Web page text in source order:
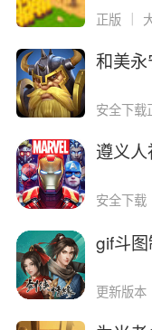
正版 ｜
和美
安全下载
遵义
安全下载
gif斗
更新版本